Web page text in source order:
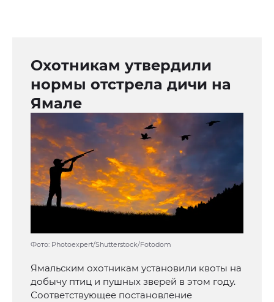
Охотникам утвердили
нормы отстрела дичи на
Ямале
Фото: Photoexpert/Shutterstock/Fotodom
Ямальским охотникам установили квоты на
добычу птиц и пушных зверей в этом году.
Соответствующее постановление